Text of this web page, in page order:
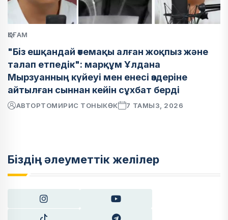
ҚОҒАМ
"Біз ешқандай өтемақы алған жоқпыз және
талап етпедік": марқұм Ұлдана
Мырзуанның күйеуі мен енесі өздеріне
айтылған сыннан кейін сұхбат берді
АВТОРТОМИРИС ТОНЫКӨК 7 ТАМЫЗ, 2026
Біздің әлеуметтік желілер